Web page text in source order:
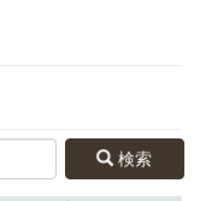
検索